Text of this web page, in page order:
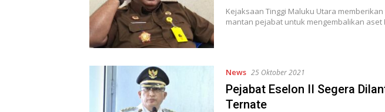
Kejaksaan Tinggi Maluku Utara
mantan pejabat untuk mengembalikan
News 25 Oktober 2021
Pejabat Eselon II Segera
Ternate